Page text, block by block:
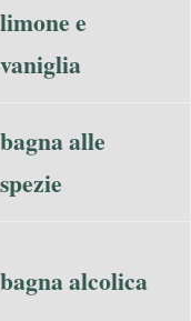
limone e
vaniglia
bagna alle
spezie
bagna alcolica